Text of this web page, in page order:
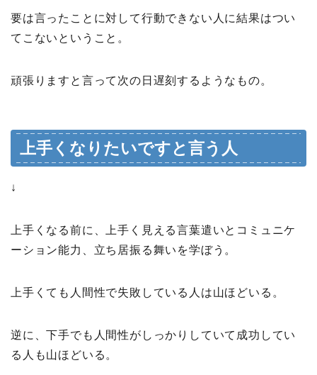
要は言ったことに対して行動できない人に結果はつい
てこないということ。
頑張りますと言って次の日遅刻するようなもの。
上手くなりたいですと言う人
↓
上手くなる前に、上手く見える言葉遣いとコミュニケ
ーション能力、立ち居振る舞いを学ぼう。
上手くても人間性で失敗している人は山ほどいる。
逆に、下手でも人間性がしっかりしていて成功してい
る人も山ほどいる。